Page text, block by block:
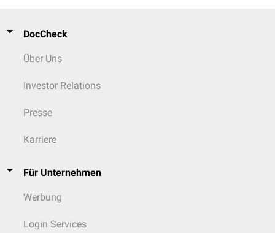
DocCheck
Über Uns
Investor Relations
Presse
Karriere
Für Unternehmen
Werbung
Login Services